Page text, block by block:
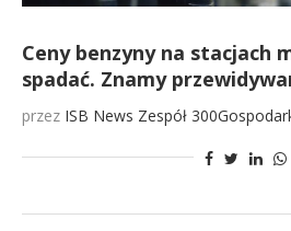
Ceny benzyny na stacjach
spadać. Znamy
przez ISB News Zespół